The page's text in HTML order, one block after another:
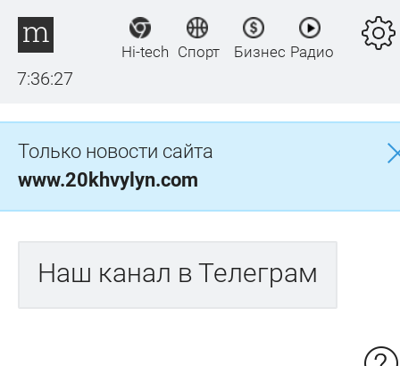
7:36:27
Hi-tech Спорт Бизнес Радио
Только новости сайта
www.20khvylyn.com
Наш канал в Телеграм